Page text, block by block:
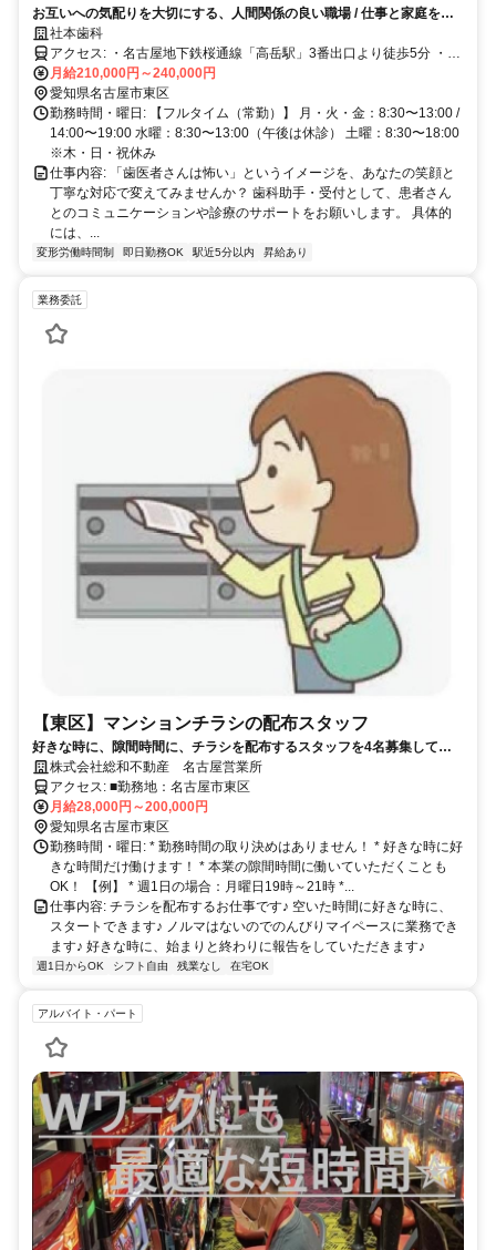
お互いへの気配りを大切にする、人間関係の良い職場 / 仕事と家庭を両
立したい方にも、働きやすい職場を目指しています
社本歯科
アクセス: ・名古屋地下鉄桜通線「高岳駅」3番出口より徒歩5分 ・名
古屋地下鉄東山線「新栄駅」1番出口より徒歩5分
月給210,000円～240,000円
愛知県名古屋市東区
勤務時間・曜日: 【フルタイム（常勤）】 月・火・金：8:30〜13:00 /
14:00〜19:00 水曜：8:30〜13:00（午後は休診） 土曜：8:30〜18:00
※木・日・祝休み
仕事内容: 「歯医者さんは怖い」というイメージを、あなたの笑顔と
丁寧な対応で変えてみませんか？ 歯科助手・受付として、患者さん
とのコミュニケーションや診療のサポートをお願いします。 具体的
には、...
変形労働時間制 即日勤務OK 駅近5分以内 昇給あり
業務委託
【東区】マンションチラシの配布スタッフ
好きな時に、隙間時間に、チラシを配布するスタッフを4名募集してま
す！株式会社総和不動産 名古屋営業所
アクセス: ■勤務地：名古屋市東区
月給28,000円～200,000円
愛知県名古屋市東区
勤務時間・曜日: * 勤務時間の取り決めはありません！ * 好きな時に好
きな時間だけ働けます！ * 本業の隙間時間に働いていただくことも
OK！ 【例】 * 週1日の場合：月曜日19時～21時 *...
仕事内容: チラシを配布するお仕事です♪ 空いた時間に好きな時に、
スタートできます♪ ノルマはないのでのんびりマイペースに業務でき
ます♪ 好きな時に、始まりと終わりに報告をしていただきます♪
週1日からOK シフト自由 残業なし 在宅OK
アルバイト・パート